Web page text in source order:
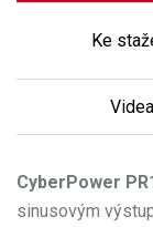
Ke
Videa
CyberPower
sinusovým